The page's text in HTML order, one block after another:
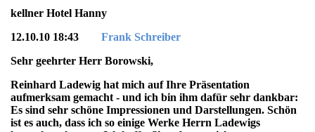
kellner Hotel Hanny
12.10.10 18:43
Frank Schreiber
Sehr geehrter Herr Borowski,
Reinhard Ladewig hat mich auf Ihre Präsentation
aufmerksam gemacht - und ich bin ihm dafür sehr dankbar:
Es sind sehr schöne Impressionen und Darstellungen. Schön
ist es auch, dass ich so einige Werke Herrn Ladewigs